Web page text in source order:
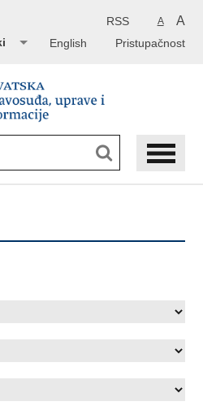
A A
RSS
Pristupačnost
English